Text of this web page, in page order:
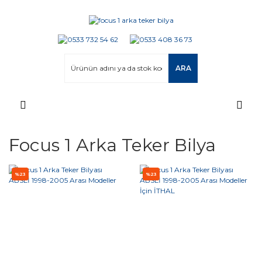
ARA
Focus 1 Arka Teker Bilya
%23 %23